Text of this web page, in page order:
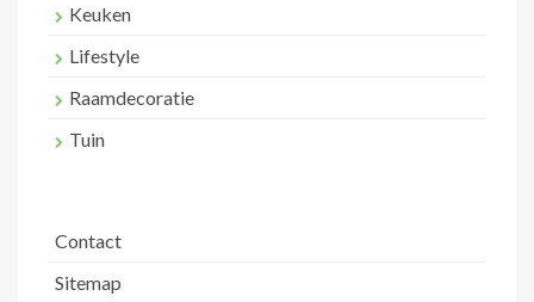
Keuken
Lifestyle
Raamdecoratie
Tuin
Contact
Sitemap